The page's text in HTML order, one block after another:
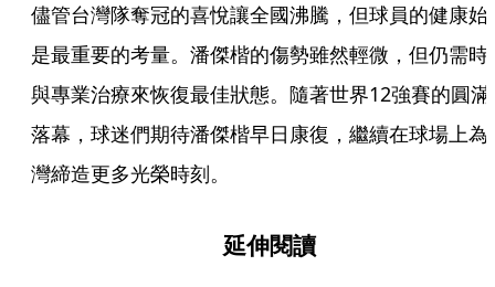
儘管台灣隊奪冠的喜悅讓全國沸騰，但球員的健康始
是最重要的考量。潘傑楷的傷勢雖然輕微，但仍需時
與專業治療來恢復最佳狀態。隨著世界12強賽的圓滿
落幕，球迷們期待潘傑楷早日康復，繼續在球場上為
灣締造更多光榮時刻。
延伸閱讀